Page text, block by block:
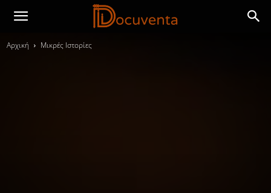
Αρχική Μικρές Ιστορίες